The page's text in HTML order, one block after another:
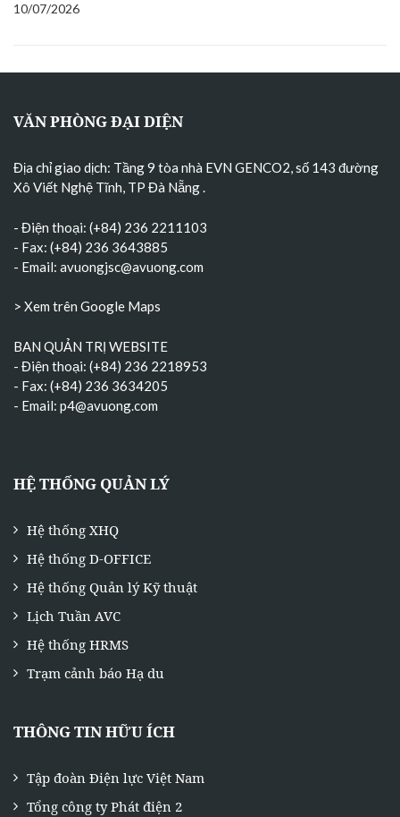
10/07/2026
VĂN PHÒNG ĐẠI DIỆN
Địa chỉ giao dịch: Tầng 9 tòa nhà EVN GENCO2, số 143 đường
Xô Viết Nghệ Tĩnh, TP Đà Nẵng.
- Điện thoại: (+84) 236 2211103
- Fax: (+84) 236 3643885
- Email: avuongjsc@avuong.com
> Xem trên Google Maps
BAN QUẢN TRỊ WEBSITE
- Điện thoại: (+84) 236 2218953
- Fax: (+84) 236 3634205
- Email: p4@avuong.com
HỆ THỐNG QUẢN LÝ
Hệ thống XHQ
Hệ thống D-OFFICE
Hệ thống Quản lý Kỹ thuật
Lịch Tuần AVC
Hệ thống HRMS
Trạm cảnh báo Hạ du
THÔNG TIN HỮU ÍCH
Tập đoàn Điện lực Việt Nam
Tổng công ty Phát điện 2